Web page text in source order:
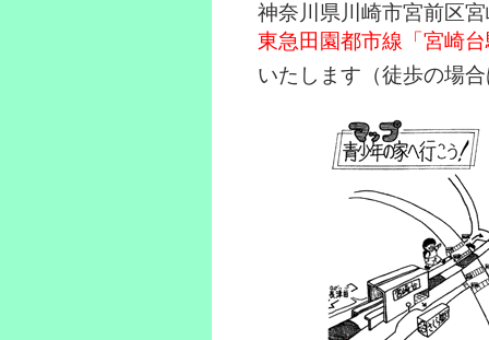
神奈川県川崎市宮前区
東急田園都市線「宮崎
いたします（徒歩の場